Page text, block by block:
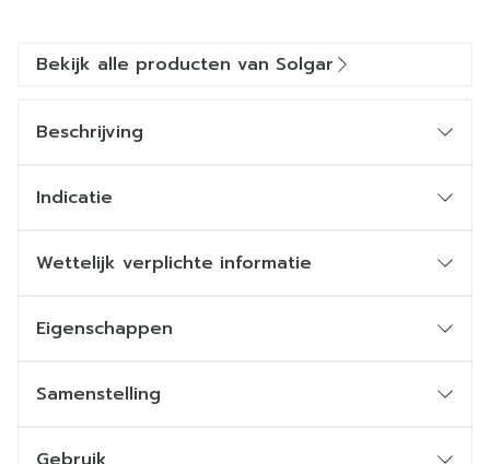
Bekijk alle producten van Solgar
Beschrijving
Indicatie
Wettelijk verplichte informatie
Eigenschappen
Samenstelling